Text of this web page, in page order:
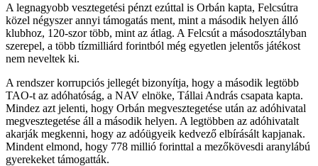
A legnagyobb vesztegetési pénzt ezúttal is Orbán kapta, Felcsútra
közel négyszer annyi támogatás ment, mint a második helyen álló
klubhoz, 120-szor több, mint az átlag. A Felcsút a másodosztályban
szerepel, a több tízmilliárd forintból még egyetlen jelentős játékost
nem neveltek ki.
A rendszer korrupciós jellegét bizonyítja, hogy a második legtöbb
TAO-t az adóhatóság, a NAV elnöke, Tállai András csapata kapta.
Mindez azt jelenti, hogy Orbán megvesztegetése után az adóhivatal
megvesztegetése áll a második helyen. A legtöbben az adóhivatalt
akarják megkenni, hogy az adóügyeik kedvező elbírásált kapjanak.
Mindent elmond, hogy 778 millió forinttal a mezőkövesdi aranylábú
gyerekeket támogatták.